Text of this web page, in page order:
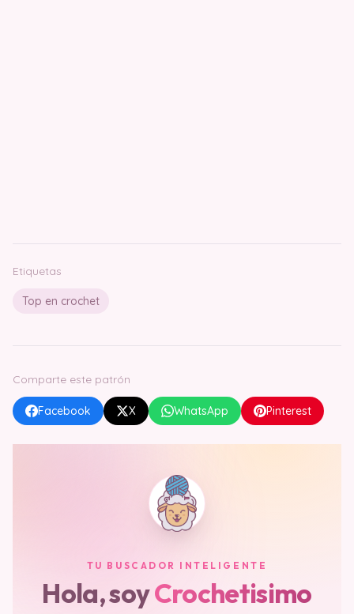
Etiquetas
Top en crochet
Comparte este patrón
Facebook X WhatsApp Pinterest
TU BUSCADOR INTELIGENTE
Hola, soyCrochetisimo